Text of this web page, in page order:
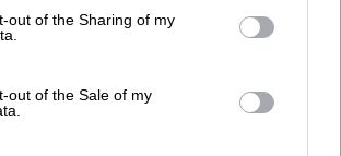
visit or usage behaviour. You may click to
to Google and its third-party tags to
below specified purposes in below Google
out of the Sharing of my
out of the Sale of my
τις:
. «Και οι τέσσερις είναι
αγαπημένες. Δεν έχουμε